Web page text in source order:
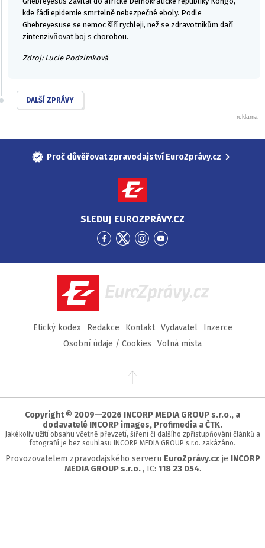
kde řádí epidemie smrtelně nebezpečné eboly. Podle
Ghebreyesuse se nemoc šíří rychleji, než se zdravotníkům daří
zintenzivňovat boj s chorobou.
Zdroj: Lucie Podzimková
DALŠÍ ZPRÁVY
Proč důvěřovat zpravodajství EuroZprávy.cz
SLEDUJ EUROZPRÁVY.CZ
Přejít
Facebook
Přejít
Twitter
Přejít
Instagram
Přejít
YouTube
EuroZprávy.cz
Etický kodex Redakce Kontakt Vydavatel
Inzerce
Osobní údaje / Cookies
Volná místa
Přejít
stránky
Copyright © 2009—2026 INCORP MEDIA GROUP s.r.o., a
dodavatelé INCORP images, Profimedia a ČTK.
Jakékoliv užití obsahu včetně převzetí, šíření či dalšího zpřístupňování článků a
fotografií je bez souhlasu INCORP MEDIA GROUP s.r.o. zakázáno.
Provozovatelem zpravodajského serveru EuroZprávy.cz je INCORP
MEDIA GROUP s.r.o. , IC: 118 23 054.